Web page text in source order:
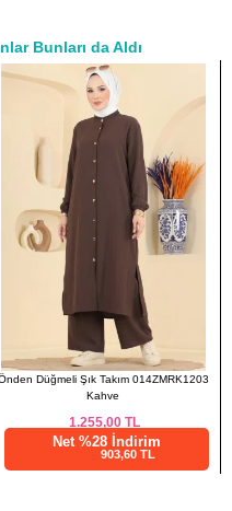
98
98
98
Bunları da Aldı
Düğmeli Şık Takım 014ZMRK1203
Kahve
1.255,00 TL
Net %28 İndirim
903,60 TL